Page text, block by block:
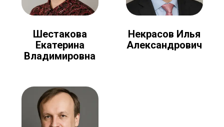
Шестакова
Екатерина
Владимировна
Некрасов Илья
Александрович